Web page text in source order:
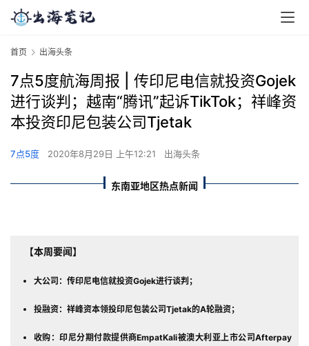
首页 出海头条
7点5度航海周报 | 传印尼电信就投资Gojek
进行谈判；越南“腾讯”起诉TikTok；祥峰资
本投资印尼包装公司Tjetak
7点5度 2020年8月29日 上午12:21 出海头条
东南亚地区热点新闻
【本周要闻】
大公司：传印尼电信就投资Gojek进行谈判 ；
投融资：祥峰资本领投印尼包装公司Tjetak的A轮融资；
收购：印尼分期付款提供商EmpatKali被澳大利亚上市公司Afterpay